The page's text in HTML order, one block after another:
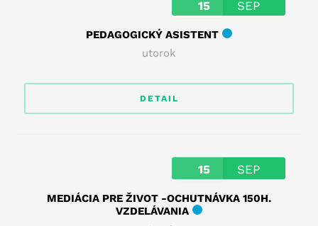
15 SEP
PEDAGOGICKÝ ASISTENT
utorok
DETAIL
15 SEP
MEDIÁCIA PRE ŽIVOT -OCHUTNÁVKA 150H.
VZDELÁVANIA